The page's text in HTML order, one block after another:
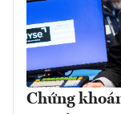
Chứng